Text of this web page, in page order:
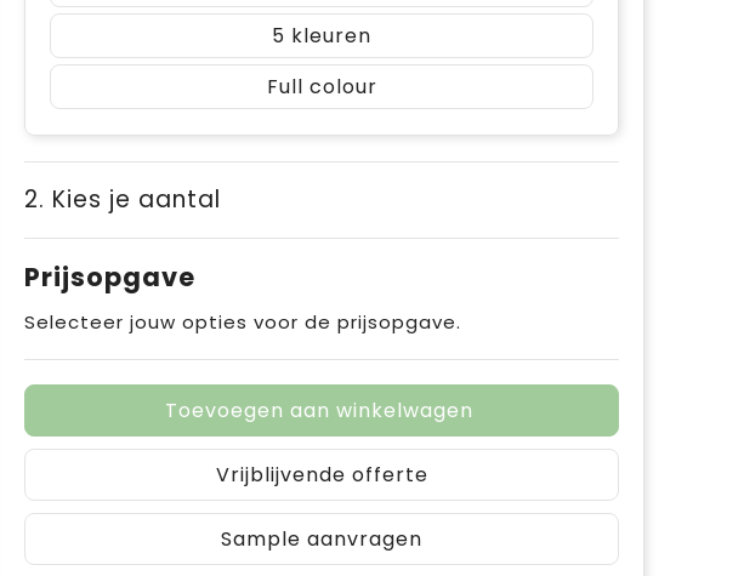
5
Full colour
2. Kies je aantal
Prijsopgave
Selecteer jouw opties voor de prijsopgave.
Toevoegen aan winkelwagen
Vrijblijvende offerte
Sample aanvragen